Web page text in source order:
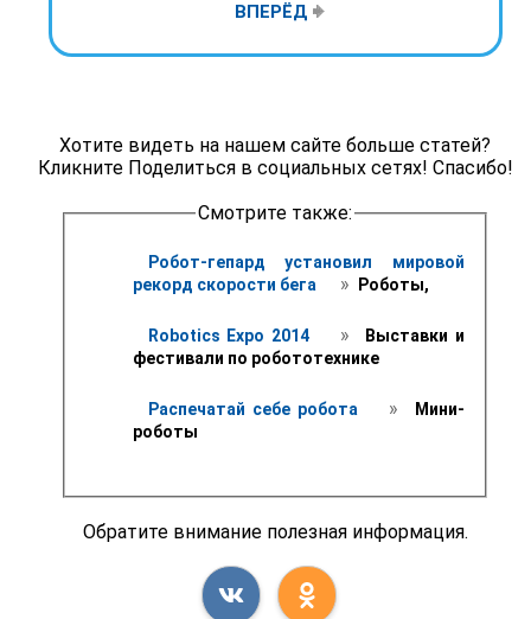
ВПЕРЁД
Хотите видеть на нашем сайте больше статей?
Кликните Поделиться в социальных сетях! Спасибо!
Смотрите также:
Робот-гепард установил мировой
рекорд скорости бега
» Роботы,
Robotics Expo 2014 »
Выставки и
фестивали по робототехнике
Распечатай себе робота »
Мини-
роботы
Обратите внимание полезная информация.